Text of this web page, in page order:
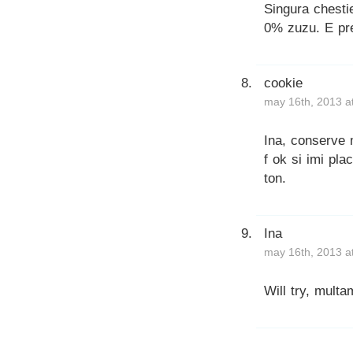
Singura
0% zuzu. E
cookie
may 16th, 2013
Ina, conserve
f ok si imi
ton.
Ina
may 16th, 2013
Will try,